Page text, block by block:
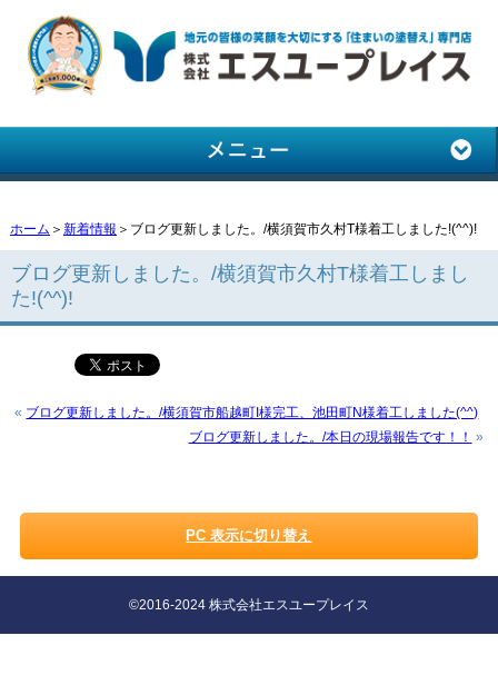
ホーム ＞ 新着情報 ＞ブログ更新しました。/横須賀市久村T様着工しました!(^^)!
ブログ更新しました。/横須賀市久村T様着工しまし
た!(^^)!
« ブログ更新しました。/横須賀市船越町I様完工、池田町N様着工しました(^^)
ブログ更新しました。/本日の現場報告です！！ »
PC 表示に切り替え
©2016-2024 株式会社エスユープレイス